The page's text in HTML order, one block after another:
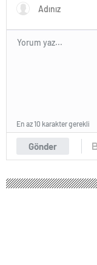
Gönder
En az 10 karakter gerekli